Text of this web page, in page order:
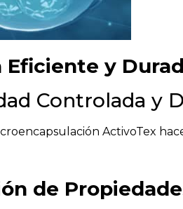
Eficiente y
Controlada y
ActivoTex
de